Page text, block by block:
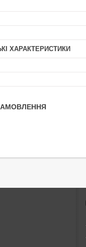
ХАРАКТЕРИСТИКИ